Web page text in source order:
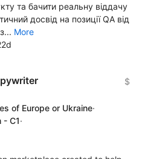
та бачити реальну віддачу
досвід на позиції QA від
More
$
of Europe or Ukraine·
- C1·